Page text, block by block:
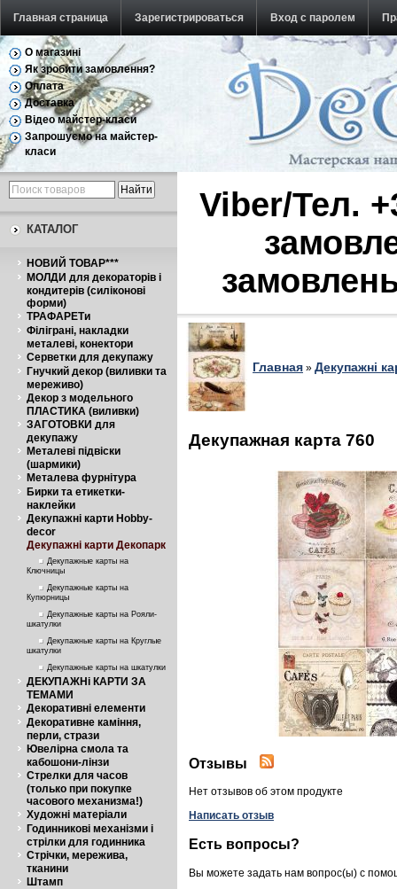
Главная страница Зарегистрироваться Вход с паролем
Обратная связь
О магазині
Як зробити замовлення?
Оплата
Доставка
Відео майстер-класи
Запрошуємо на майстер-
класи
КАТАЛОГ
НОВИЙ ТОВАР***
МОЛДИ для декораторів і
кондитерів (силіконові
форми)
ТРАФАРЕТи
Філіграні, накладки
металеві, конектори
Серветки для декупажу
Гнучкий декор (виливки та
мереживо)
Декор з модельного
ПЛАСТИКА (виливки)
ЗАГОТОВКИ для
декупажу
Металеві підвіски
(шармики)
Металева фурнітура
Бирки та етикетки-
наклейки
Декупажні карти Hobby-
decor
Декупажні карти Декопарк
Декупажные карты на
Ключницы
Декупажные карты на
Купюрницы
Декупажные карты на Рояли-
шкатулки
Декупажные карты на Круглые
шкатулки
Декупажные карты на шкатулки
ДЕКУПАЖНі КАРТИ ЗА
ТЕМАМИ
Декоративні елементи
Декоративне каміння,
перли, стрази
Ювелірна смола та
кабошони-лінзи
Стрелки для часов
(только при покупке
часового механизма!)
Художні матеріали
Годинникові механізми і
стрілки для годинника
Стрічки, мережива,
тканини
Штамп
Viber/Тел.
Главная » Декупажні
Декупажная карта 760
Отзывы
Нет отзывов об этом продукте
Написать отзыв
Есть вопросы?
Вы можете задать нам вопрос(ы) с